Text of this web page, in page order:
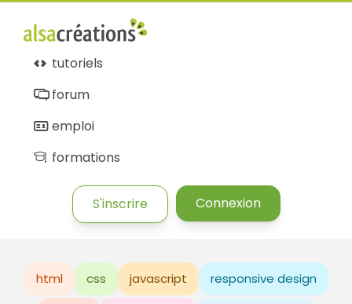
tutoriels
forum
emploi
formations
S'inscrire Connexion
html css javascript responsive design